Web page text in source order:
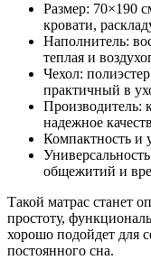
Размер: 70×190
кровати,
Наполнитель:
теплая и
Чехол:
практичный в
Производитель:
надежное
Компактность и
общежитий и
Такой матрас станет
простоту,
хорошо подойдет для
постоянного сна.